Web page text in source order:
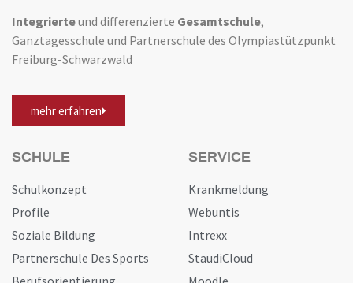
Integrierteund differenzierte Gesamtschule,
Ganztagesschule und Partnerschule des Olympiastützpunkt
Freiburg-Schwarzwald
mehr erfahren
SCHULE
Schulkonzept
Profile
Soziale Bildung
Partnerschule Des Sports
SERVICE
Krankmeldung
Webuntis
Intrexx
StaudiCloud